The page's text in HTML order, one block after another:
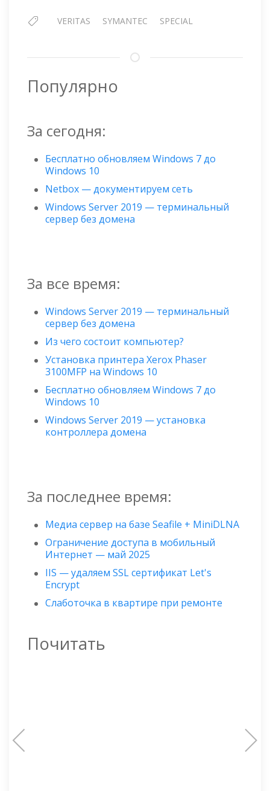
VERITAS SYMANTEC SPECIAL
Популярно
За сегодня:
Бесплатно обновляем Windows 7 до
Windows 10
Netbox — документируем сеть
Windows Server 2019 — терминальный
сервер без домена
За все время:
Windows Server 2019 — терминальный
сервер без домена
Из чего состоит компьютер?
Установка принтера Xerox Phaser
3100MFP на Windows 10
Бесплатно обновляем Windows 7 до
Windows 10
Windows Server 2019 — установка
контроллера домена
За последнее время:
Медиа сервер на базе Seafile + MiniDLNA
Ограничение доступа в мобильный
Интернет — май 2025
IIS — удаляем SSL сертификат Let's
Encrypt
Слаботочка в квартире при ремонте
Почитать